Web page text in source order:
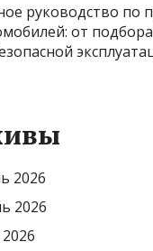
руководство по
от
2026
2026